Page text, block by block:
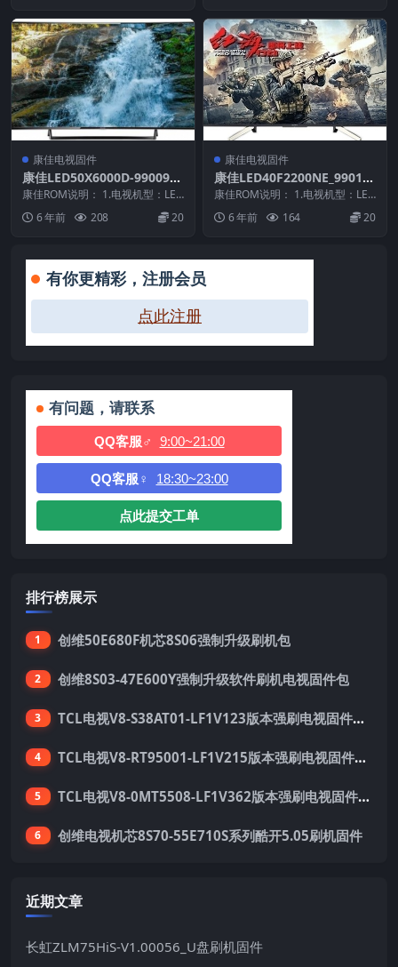
康佳电视固件
康佳LED50X6000D-9900953
6-V1.0.03原厂系统刷机电视
固件包下载
康佳ROM说明： 1.电视机型：LED
50X6000D 2.物料号：990095...
6 年前 208 20
康佳电视固件
康佳LED40F2200NE_99010
295-V1.1.12原厂系统刷机电
视固件包下载
康佳ROM说明： 1.电视机型：LED
40F2200NE 2.物料号：99010...
6 年前 164 20
有你更精彩，注册会员
点此注册
有问题，请联系
QQ客服♂ 9:00~21:00
QQ客服♀ 18:30~23:00
点此提交工单
排行榜展示
1 创维50E680F机芯8S06强制升级刷机包
2 创维8S03-47E600Y强制升级软件刷机电视固件包
3 TCL电视V8-S38AT01-LF1V123版本强刷电视固件包下载
4 TCL电视V8-RT95001-LF1V215版本强刷电视固件包下载
5 TCL电视V8-0MT5508-LF1V362版本强刷电视固件包下载
6 创维电视机芯8S70-55E710S系列酷开5.05刷机固件
近期文章
长虹ZLM75HiS-V1.00056_U盘刷机固件